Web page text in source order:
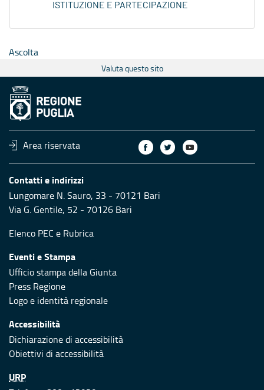
ISTITUZIONE E PARTECIPAZIONE
Ascolta
Valuta questo sito
Area riservata
Contatti e indirizzi
Lungomare N. Sauro, 33 - 70121 Bari
Via G. Gentile, 52 - 70126 Bari
Elenco PEC e Rubrica
Eventi e Stampa
Ufficio stampa della Giunta
Press Regione
Logo e identità regionale
Accessibilità
Dichiarazione di accessibilità
Obiettivi di accessibilità
URP